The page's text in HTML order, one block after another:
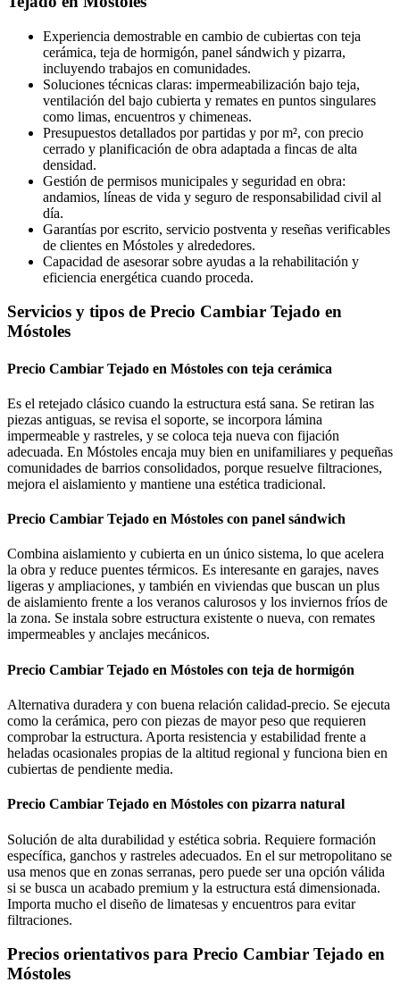
Experiencia demostrable en cambio de cubiertas con teja
cerámica, teja de hormigón, panel sándwich y pizarra,
incluyendo trabajos en comunidades.
Soluciones técnicas claras: impermeabilización bajo teja,
ventilación del bajo cubierta y remates en puntos singulares
como limas, encuentros y chimeneas.
Presupuestos detallados por partidas y por m², con precio
cerrado y planificación de obra adaptada a fincas de alta
densidad.
Gestión de permisos municipales y seguridad en obra:
andamios, líneas de vida y seguro de responsabilidad civil al
día.
Garantías por escrito, servicio postventa y reseñas verificables
de clientes en Móstoles y alrededores.
Capacidad de asesorar sobre ayudas a la rehabilitación y
eficiencia energética cuando proceda.
Servicios y tipos de Precio Cambiar Tejado en
Móstoles
Precio Cambiar Tejado en Móstoles con teja cerámica
Es el retejado clásico cuando la estructura está sana. Se retiran las
piezas antiguas, se revisa el soporte, se incorpora lámina
impermeable y rastreles, y se coloca teja nueva con fijación
adecuada. En Móstoles encaja muy bien en unifamiliares y pequeñas
comunidades de barrios consolidados, porque resuelve filtraciones,
mejora el aislamiento y mantiene una estética tradicional.
Precio Cambiar Tejado en Móstoles con panel sándwich
Combina aislamiento y cubierta en un único sistema, lo que acelera
la obra y reduce puentes térmicos. Es interesante en garajes, naves
ligeras y ampliaciones, y también en viviendas que buscan un plus
de aislamiento frente a los veranos calurosos y los inviernos fríos de
la zona. Se instala sobre estructura existente o nueva, con remates
impermeables y anclajes mecánicos.
Precio Cambiar Tejado en Móstoles con teja de hormigón
Alternativa duradera y con buena relación calidad-precio. Se ejecuta
como la cerámica, pero con piezas de mayor peso que requieren
comprobar la estructura. Aporta resistencia y estabilidad frente a
heladas ocasionales propias de la altitud regional y funciona bien en
cubiertas de pendiente media.
Precio Cambiar Tejado en Móstoles con pizarra natural
Solución de alta durabilidad y estética sobria. Requiere formación
específica, ganchos y rastreles adecuados. En el sur metropolitano se
usa menos que en zonas serranas, pero puede ser una opción válida
si se busca un acabado premium y la estructura está dimensionada.
Importa mucho el diseño de limatesas y encuentros para evitar
filtraciones.
Precios orientativos para Precio Cambiar Tejado en
Móstoles